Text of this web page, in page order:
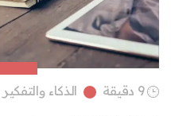
9 دقيقة الذكاء والتفكير